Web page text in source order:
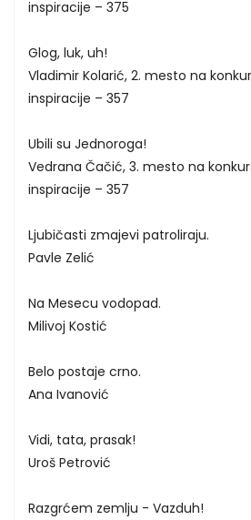
inspiracije – 375
Glog, luk, uh!
Vladimir Kolarić, 2. mesto na
inspiracije – 357
Ubili su Jednoroga!
Vedrana Čačić, 3. mesto na
inspiracije – 357
Ljubičasti zmajevi patroliraju.
Pavle Zelić
Na Mesecu vodopad.
Milivoj Kostić
Belo postaje crno.
Ana Ivanović
Vidi, tata, prasak!
Uroš Petrović
Razgrćem zemlju - Vazduh!